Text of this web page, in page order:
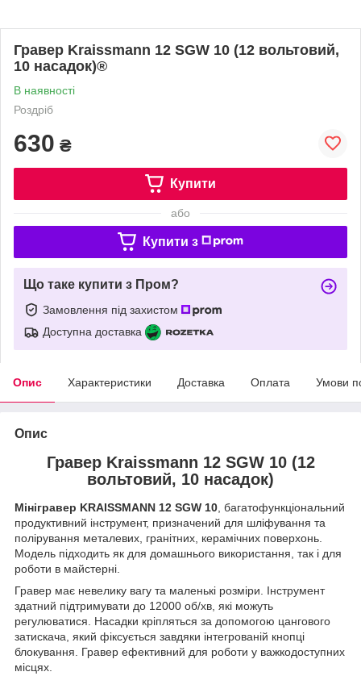
Гравер Kraissmann 12 SGW 10 (12 вольтовий,
10 насадок)®
В наявності
Роздріб
630 ₴
Купити
або
Купити з
Що таке купити з Пром?
Замовлення під захистом
Доступна доставка
Опис Характеристики Доставка Оплата Умови
Опис
Гравер Kraissmann 12 SGW 10 (12
вольтовий, 10 насадок)
Мінігравер KRAISSMANN 12 SGW 10, багатофункціональний
продуктивний інструмент, призначений для шліфування та
полірування металевих, гранітних, керамічних поверхонь.
Модель підходить як для домашнього використання, так і для
роботи в майстерні.
Гравер має невелику вагу та маленькі розміри. Інструмент
здатний підтримувати до 12000 об/хв, які можуть
регулюватися. Насадки кріпляться за допомогою цангового
затискача, який фіксується завдяки інтегрованій кнопці
блокування. Гравер ефективний для роботи у важкодоступних
місцях.